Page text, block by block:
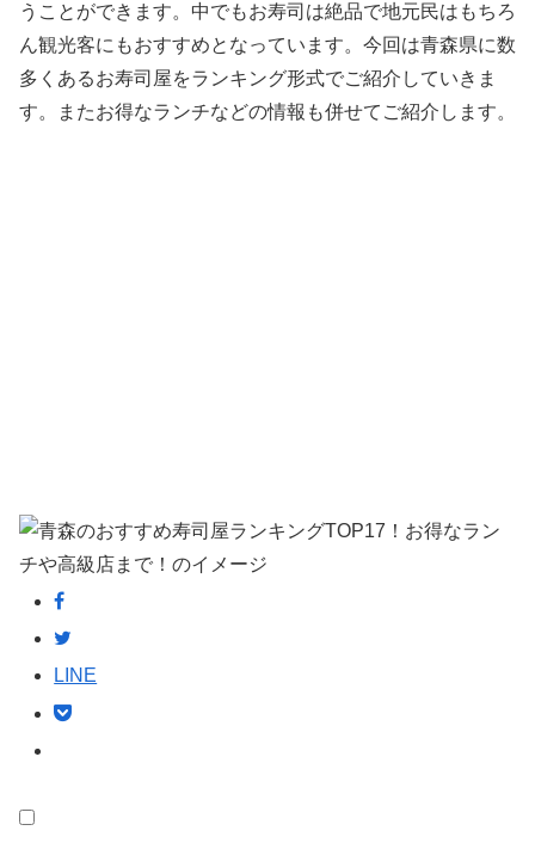
うことができます。中でもお寿司は絶品で地元民はもちろ
ん観光客にもおすすめとなっています。今回は青森県に数
多くあるお寿司屋をランキング形式でご紹介していきま
す。またお得なランチなどの情報も併せてご紹介します。
LINE